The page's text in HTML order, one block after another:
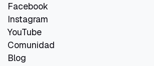
Facebook
Instagram
YouTube
Comunidad
Blog